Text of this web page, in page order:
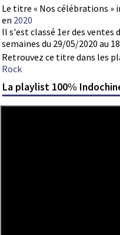
Le titre « Nos célébrations
en 2020
Il s'est classé 1er des ventes
semaines du 29/05/2020 au
Retrouvez ce titre dans les
Rock
La playlist 100%